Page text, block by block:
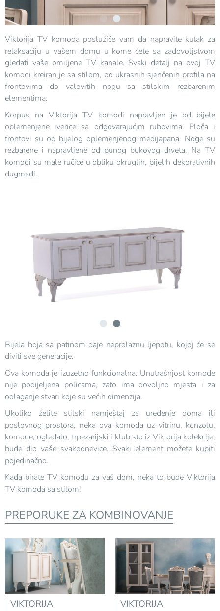
Viktorija TV komoda poslužiće vam da napravite kutak za
relaksaciju u vašem domu u kome ćete sa zadovoljstvom
gledati vaše omiljene TV kanale. Svaki detalj na ovoj TV
komodi kreiran je sa stilom, od ukrasnih sjenčenih profila na
frontovima do valovitih nogu sa stilskim rezbarenim
elementima.
Korpus na Viktorija TV komodi napravljen je od bijele
oplemenjene iverice sa odgovarajućim rubovima. Ploča i
frontovi su od bijelog oplemenjenog medijapana. Noge su
rezbarene i napravljene od punog bukovog drveta. Na TV
komodi su male ručice u obliku okruglih, bijelih dekorativnih
dugmadi.
Bijela boja sa patinom daje neprolaznu ljepotu, kojoj će se
diviti sve generacije.
Ova komoda je izuzetno funkcionalna. Unutrašnjost komode
nije podijeljena policama, zato ima dovoljno mjesta i za
odlaganje stvari koje su većih dimenzija.
Ukoliko želite stilski namještaj za uređenje doma ili
poslovnog prostora, neka ova komoda uz vitrinu, konzolu,
komode, ogledalo, trpezarijski i klub sto iz Viktorija kolekcije,
bude dio vaše svakodnevice. Svaki element možete kupiti
pojedinačno.
Kada birate TV komodu za vaš dom, neka to bude Viktorija
TV komoda sa stilom!
PREPORUKE ZA KOMBINOVANJE
VIKTORIJA
VIKTORIJA